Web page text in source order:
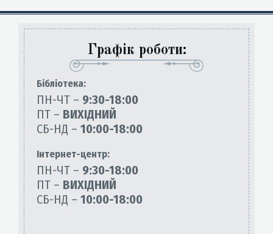
Графік роботи:
Бiблiотека:
ПН-ЧТ – 9:30-18:00
ПТ – ВИХІДНИЙ
СБ-НД – 10:00-18:00
Інтернет-центр:
ПН-ЧТ – 9:30-18:00
ПТ – ВИХІДНИЙ
СБ-НД – 10:00-18:00